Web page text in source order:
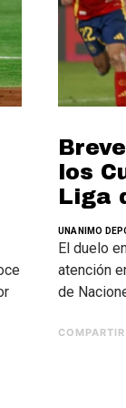
los
Liga
UNANIMO
El duelo
atención
de
COMPARTIR